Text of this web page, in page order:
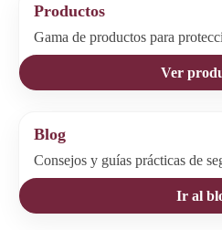
Productos
Gama de productos para
Ver
Blog
Consejos y guías prácticas de
Ir al